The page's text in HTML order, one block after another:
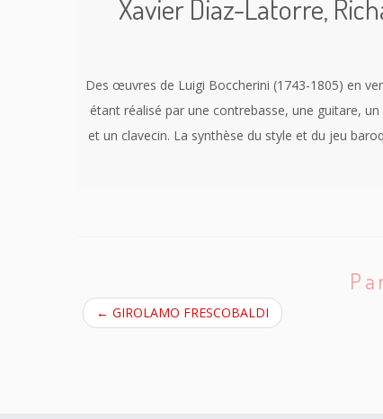
Xavier Diaz-Latorre,
Des œuvres de Luigi Boccherini (1743-1805) en
étant réalisé par une contrebasse, une guitare,
et un clavecin. La synthèse du style et du jeu
← GIROLAMO FRESCOBALDI